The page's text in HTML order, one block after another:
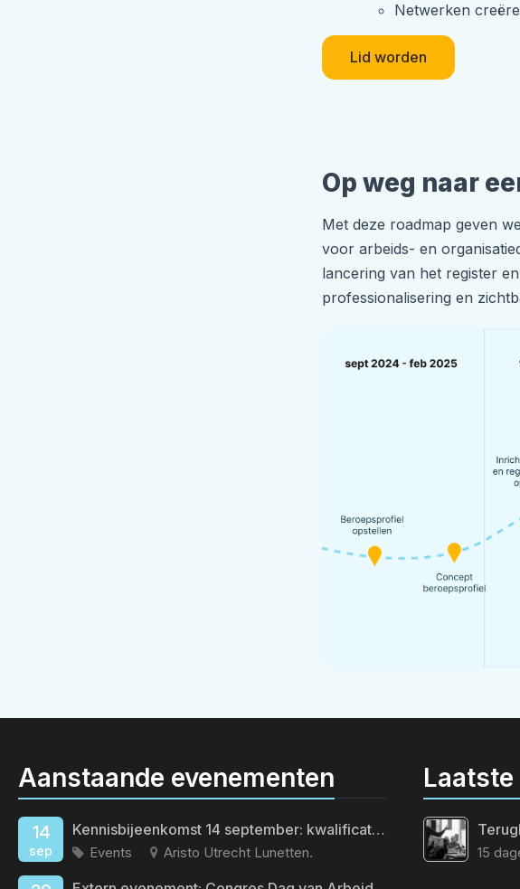
Netwerken
Lid worden
Op weg naar
Met deze roadmap geven
voor arbeids- en
lancering van het register
professionalisering en
Aanstaande evenementen
14
sep
Kennisbijeenkomst 14 september: kwalificatieveroudering
Events Aristo Utrecht Lunetten. 15